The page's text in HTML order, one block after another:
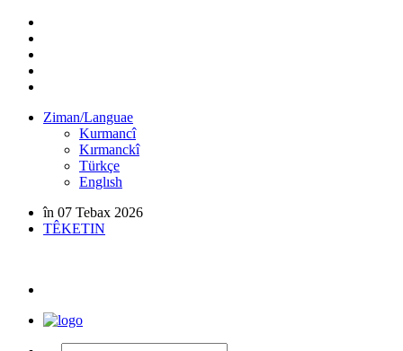
Ziman/Languae
Kurmancî
Kırmanckî
Türkçe
Englısh
în 07 Tebax 2026
TÊKETIN